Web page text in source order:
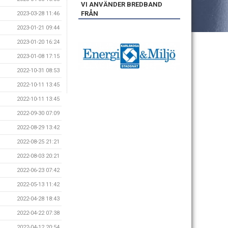
2023-03-28 11:46
2023-01-21 09:44
2023-01-20 16:24
2023-01-08 17:15
2022-10-31 08:53
2022-10-11 13:45
2022-10-11 13:45
2022-09-30 07:09
2022-08-29 13:42
2022-08-25 21:21
2022-08-03 20:21
2022-06-23 07:42
2022-05-13 11:42
2022-04-28 18:43
2022-04-22 07:38
VI ANVÄNDER BREDBAND
FRÅN